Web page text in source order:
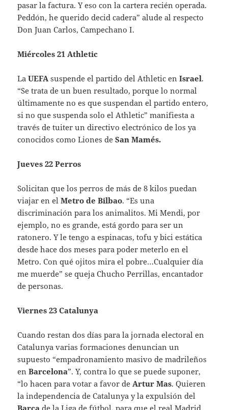
pasar la factura. Y eso con la cartera recién operada.
Peddón, he querido decid cadera” alude al respecto
Don Juan Carlos, Campechano I.
Miércoles 21 Athletic
LaUEFAsuspende el partido del Athletic en Israel.
“Se trata de un buen resultado, porque lo normal
últimamente no es que suspendan el partido entero,
si no que suspenda solo el Athletic” manifiesta a
través de tuiter un directivo electrónico de los ya
conocidos como Liones deSan Mamés.
Jueves 22 Perros
Solicitan que los perros de más de 8 kilos puedan
viajar en elMetro de Bilbao. “Es una
discriminación para los animalitos. Mi Mendi, por
ejemplo, no es grande, está gordo para ser un
ratonero. Y le tengo a espinacas, tofu y bici estática
desde hace dos meses para poder meterlo en el
Metro. Con qué ojitos mira el pobre…Cualquier día
me muerde” se queja Chucho Perrillas, encantador
de personas.
Viernes 23 Catalunya
Cuando restan dos días para la jornada electoral en
Catalunya varias formaciones denuncian un
supuesto “empadronamiento masivo de madrileños
enBarcelona”. Y, contra lo que se puede suponer,
“lo hacen para votar a favor deArtur Mas. Quieren
la independencia de Catalunya y la expulsión del